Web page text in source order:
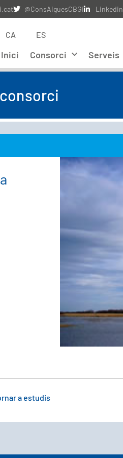
@ConsAiguesCBGi Linkedin
CA ES
Inici Consorci Serveis
a estudis